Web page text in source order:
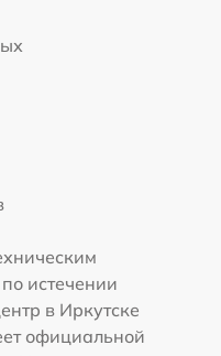
истечении
в Иркутске
официальной